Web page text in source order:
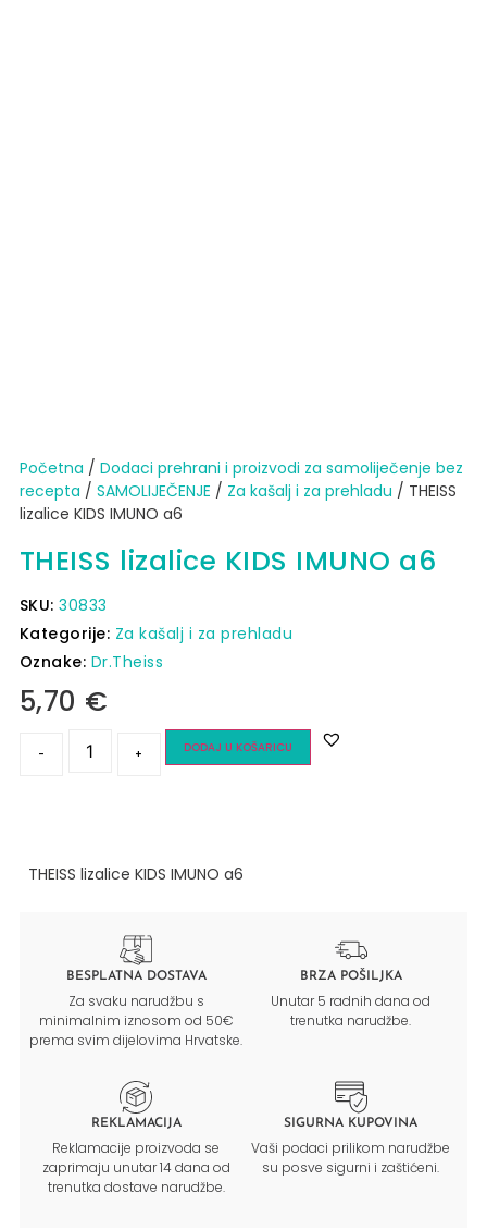
Početna / Dodaci prehrani i proizvodi za samoliječenje bez
recepta / SAMOLIJEČENJE / Za kašalj i za prehladu / THEISS
lizalice KIDS IMUNO a6
THEISS lizalice KIDS IMUNO a6
SKU:30833
Kategorije: Za kašalj i za prehladu
Oznake: Dr.Theiss
5,70 €
- + DODAJ U KOŠARICU
THEISS lizalice KIDS IMUNO a6
BESPLATNA DOSTAVA
Za svaku narudžbu s
minimalnim iznosom od 50€
prema svim dijelovima Hrvatske.
BRZA POŠILJKA
Unutar 5 radnih dana od
trenutka narudžbe.
REKLAMACIJA
Reklamacije proizvoda se
zaprimaju unutar 14 dana od
trenutka dostave narudžbe.
SIGURNA KUPOVINA
Vaši podaci prilikom narudžbe
su posve sigurni i zaštićeni.